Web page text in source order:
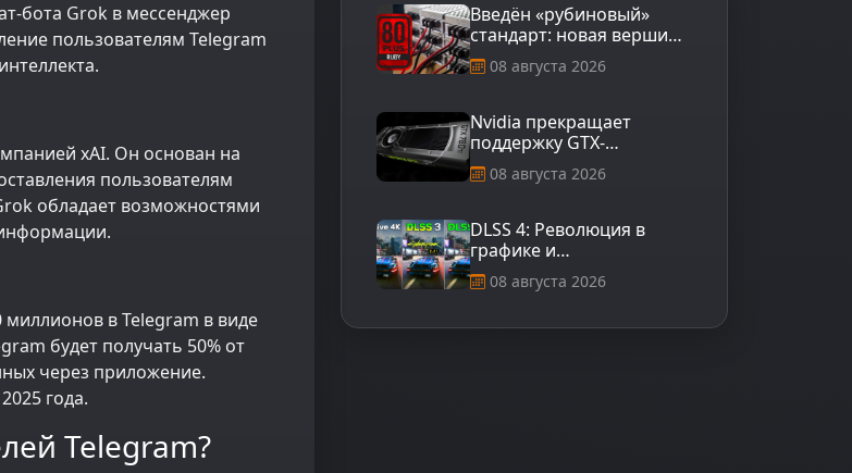
бота Grok в мессенджер
пользователям Telegram
xAI. Он основан на
пользователям
обладает возможностями
миллионов в Telegram в виде
будет получать 50% от
через приложение.
года.
Telegram?
Введён «рубиновый»
стандарт: новая вершина
в классификации 80 Plus
для блоков питания
08 августа 2026
Nvidia прекращает
поддержку GTX-
видеокарт: что это
значит для
08 августа 2026
DLSS 4: Революция в
графике и
производительности игр
08 августа 2026